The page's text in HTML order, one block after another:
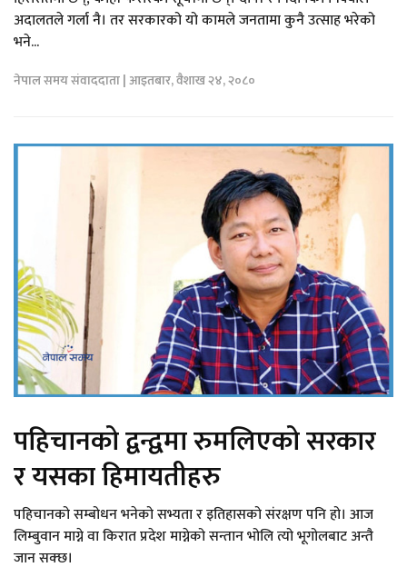
अदालतले गर्ला नै। तर सरकारको यो कामले जनतामा कुनै उत्साह भरेको
भने...
नेपाल समय संवाददाता | आइतबार, वैशाख २४, २०८०
पहिचानको द्वन्द्वमा रुमलिएको सरकार
र यसका हिमायतीहरु
पहिचानको सम्बोधन भनेको सभ्यता र इतिहासको संरक्षण पनि हो। आज
लिम्बुवान माग्ने वा किरात प्रदेश माग्नेको सन्तान भोलि त्यो भूगोलबाट अन्तै
जान सक्छ।